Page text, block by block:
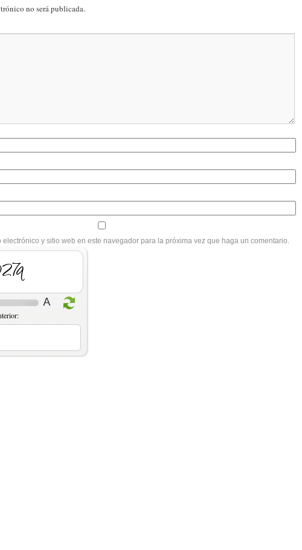
no será publicada.
electrónico y sitio web en este navegador para la próxima vez que haga un comentario.